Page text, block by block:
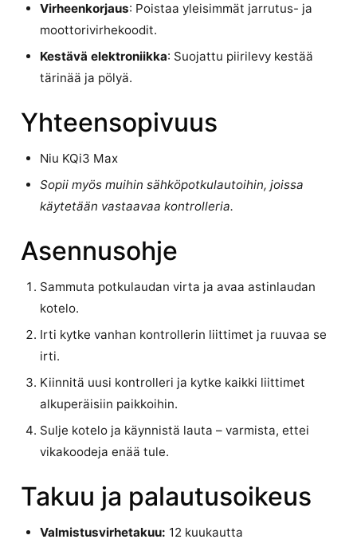
Virheenkorjaus: Poistaa yleisimmät jarrutus- ja
moottorivirhekoodit.
Kestävä elektroniikka: Suojattu piirilevy kestää
tärinää ja pölyä.
Yhteensopivuus
Niu KQi3 Max
Sopii myös muihin sähköpotkulautoihin, joissa
käytetään vastaavaa kontrolleria.
Asennusohje
Sammuta potkulaudan virta ja avaa astinlaudan
kotelo.
Irti kytke vanhan kontrollerin liittimet ja ruuvaa se
irti.
Kiinnitä uusi kontrolleri ja kytke kaikki liittimet
alkuperäisiin paikkoihin.
Sulje kotelo ja käynnistä lauta – varmista, ettei
vikakoodeja enää tule.
Takuu ja palautusoikeus
Valmistusvirhetakuu: 12 kuukautta